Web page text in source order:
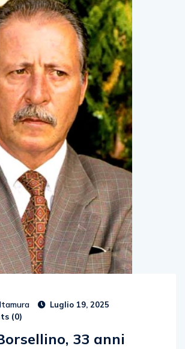
Luglio 19, 2025
(0)
33 anni